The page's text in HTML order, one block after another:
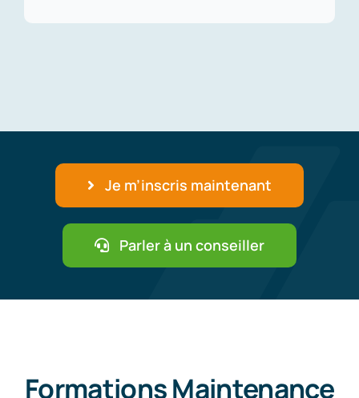
Je m’inscris maintenant
Parler à un conseiller
Formations Maintenance